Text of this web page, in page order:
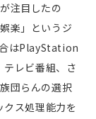
注目したの
楽」というジ
はPlayStation
レビ番組、さ
団らんの選択
クス処理能力を